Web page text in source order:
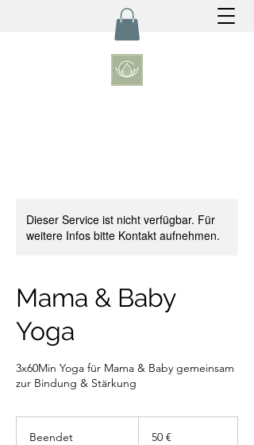
Dieser Service ist nicht verfügbar. Für
weitere Infos bitte Kontakt aufnehmen.
Mama & Baby
Yoga
3x60Min Yoga für Mama & Baby gemeinsam
zur Bindung & Stärkung
Beendet 50 €